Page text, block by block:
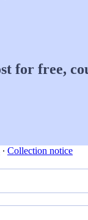
for free,
∙ Collection notice